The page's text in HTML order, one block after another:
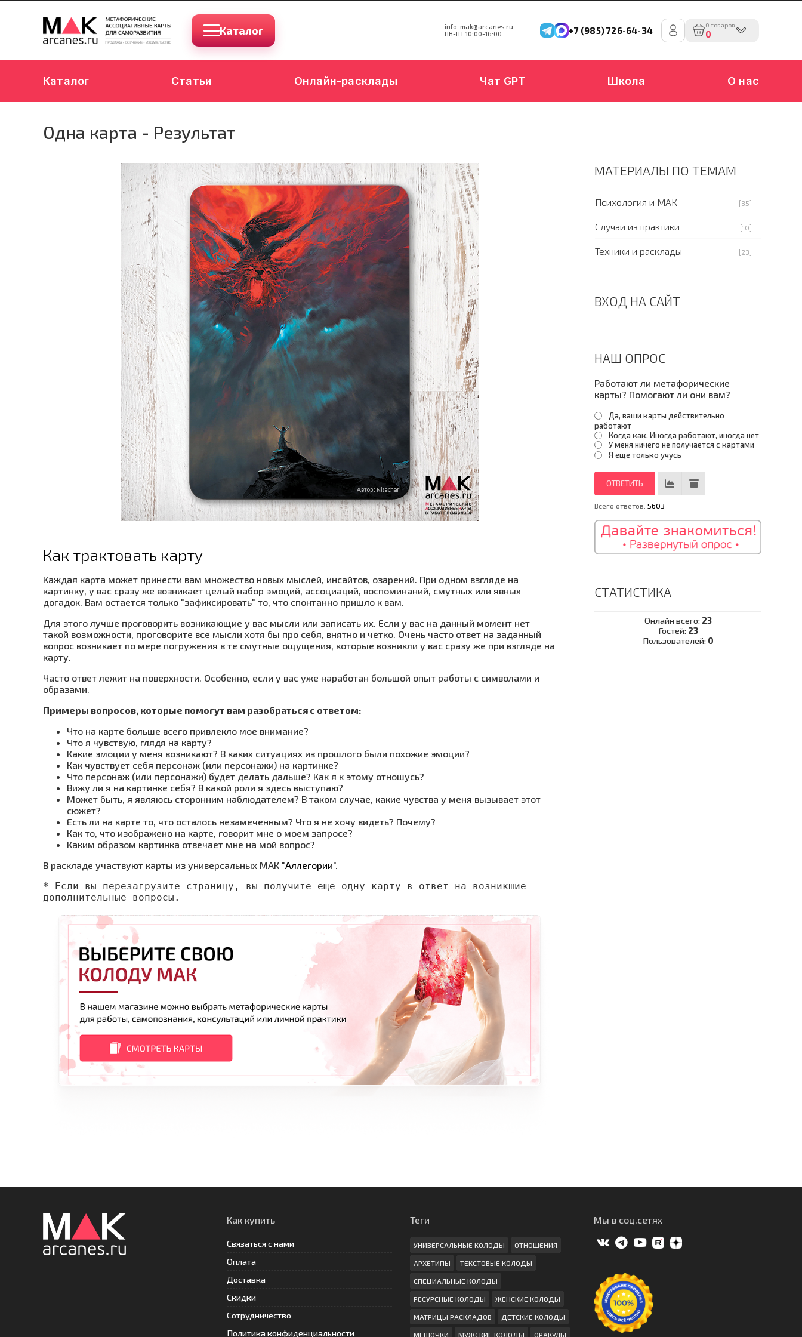
Каталог
info-mak@arcanes.ru
ПН-ПТ 10:00-16:00
+7 (985) 726-64-34 0 товаров
0
Каталог Статьи Онлайн-расклады Чат GPT Школа О нас
Одна карта - Результат
Как трактовать карту
Каждая карта может принести вам множество новых мыслей, инсайтов, озарений. При одном взгляде на
картинку, у вас сразу же возникает целый набор эмоций, ассоциаций, воспоминаний, смутных или явных
догадок. Вам остается только "зафиксировать" то, что спонтанно пришло к вам.
Для этого лучше проговорить возникающие у вас мысли или записать их. Если у вас на данный момент нет
такой возможности, проговорите все мысли хотя бы про себя, внятно и четко. Очень часто ответ на заданный
вопрос возникает по мере погружения в те смутные ощущения, которые возникли у вас сразу же при взгляде на
карту.
Часто ответ лежит на поверхности. Особенно, если у вас уже наработан большой опыт работы с символами и
образами.
Примеры вопросов, которые помогут вам разобраться с ответом:
Что на карте больше всего привлекло мое внимание?
Что я чувствую, глядя на карту?
Какие эмоции у меня возникают? В каких ситуациях из прошлого были похожие эмоции?
Как чувствует себя персонаж (или персонажи) на картинке?
Что персонаж (или персонажи) будет делать дальше? Как я к этому отношусь?
Вижу ли я на картинке себя? В какой роли я здесь выступаю?
Может быть, я являюсь сторонним наблюдателем? В таком случае, какие чувства у меня вызывает этот
сюжет?
Есть ли на карте то, что осталось незамеченным? Что я не хочу видеть? Почему?
Как то, что изображено на карте, говорит мне о моем запросе?
Каким образом картинка отвечает мне на мой вопрос?
В раскладе участвуют карты из универсальных МАК "Аллегории".
* Если вы перезагрузите страницу, вы получите еще одну карту в ответ на возникшие
дополнительные вопросы.
МАТЕРИАЛЫ ПО ТЕМАМ
Психология и МАК [35]
Случаи из практики [10]
Техники и расклады [23]
ВХОД НА САЙТ
НАШ ОПРОС
Работают ли метафорические
карты? Помогают ли они вам?
Да, ваши карты действительно
работают
Когда как. Иногда работают, иногда нет
У меня ничего не получается с картами
Я еще только учусь
Всего ответов: 5603
СТАТИСТИКА
Онлайн всего: 23
Гостей: 23
Пользователей: 0
Как купить
Связаться с нами
Оплата
Доставка
Скидки
Сотрудничество
Политика конфиденциальности
Теги
УНИВЕРСАЛЬНЫЕ КОЛОДЫ ОТНОШЕНИЯ
АРХЕТИПЫ ТЕКСТОВЫЕ КОЛОДЫ
СПЕЦИАЛЬНЫЕ КОЛОДЫ
РЕСУРСНЫЕ КОЛОДЫ ЖЕНСКИЕ КОЛОДЫ
МАТРИЦЫ РАСКЛАДОВ ДЕТСКИЕ КОЛОДЫ
МЕШОЧКИ МУЖСКИЕ КОЛОДЫ ОРАКУЛЫ
Мы в соц.сетях